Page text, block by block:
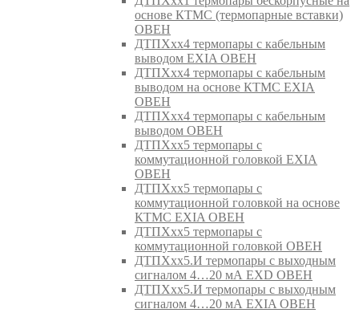
основе КТМС (термопарные вставки)
ОВЕН
ДТПХхх4 термопары с кабельным
выводом EXIA ОВЕН
ДТПХхх4 термопары с кабельным
выводом на основе КТМС EXIA
ОВЕН
ДТПХхх4 термопары с кабельным
выводом ОВЕН
ДТПХхх5 термопары с
коммутационной головкой EXIA
ОВЕН
ДТПХхх5 термопары с
коммутационной головкой на основе
КТМС EXIA ОВЕН
ДТПХхх5 термопары с
коммутационной головкой ОВЕН
ДТПХхх5.И термопары с выходным
сигналом 4…20 мА EXD ОВЕН
ДТПХхх5.И термопары с выходным
сигналом 4…20 мА EXIA ОВЕН